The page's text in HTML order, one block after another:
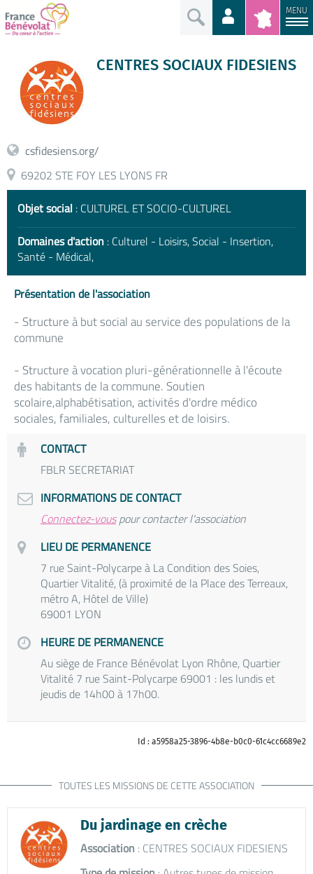
MENU
CENTRES SOCIAUX FIDESIENS
csfidesiens.org/
69202 STE FOY LES LYONS FR
Objet social : CULTUREL ET SOCIO-CULTUREL
Domaines d'action : Culturel - Loisirs, Social - Insertion,
Santé - Médical,
Présentation de l'association
- Structure à but social au service des populations de la
commune
- Structure à vocation pluri-générationnelle à l'écoute
des habitants de la commune. Soutien
scolaire,alphabétisation, activités d'ordre médico
sociales, familiales, culturelles et de loisirs.
CONTACT
FBLR SECRETARIAT
INFORMATIONS DE CONTACT
Connectez-vouspour contacter l'association
LIEU DE PERMANENCE
7 rue Saint-Polycarpe à La Condition des Soies,
Quartier Vitalité, (à proximité de la Place des Terreaux,
métro A, Hôtel de Ville)
69001 LYON
HEURE DE PERMANENCE
Au siège de France Bénévolat Lyon Rhône, Quartier
Vitalité 7 rue Saint-Polycarpe 69001 : les lundis et
jeudis de 14h00 à 17h00.
Id : a5958a25-3896-4b8e-b0c0-61c4cc6689e2
TOUTES LES MISSIONS DE CETTE ASSOCIATION
Du jardinage en crèche
Association : CENTRES SOCIAUX FIDESIENS